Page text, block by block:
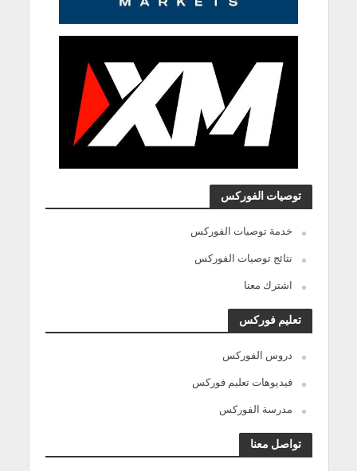
توصيات الفوركس
خدمة توصيات الفوركس
نتائج توصيات الفوركس
اشترك معنا
تعليم فوركس
دروس الفوركس
فيديوهات تعليم فوركس
مدرسة الفوركس
تواصل معنا